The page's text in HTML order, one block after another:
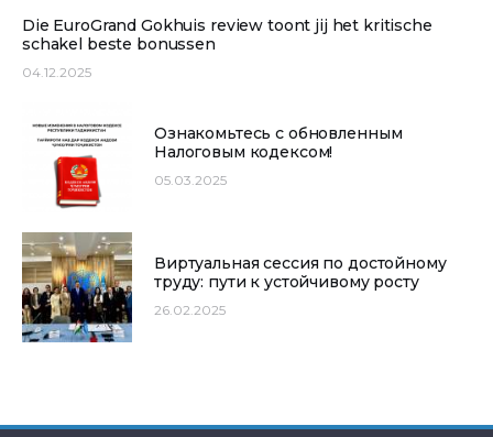
Die EuroGrand Gokhuis review toont jij het kritische
schakel beste bonussen
04.12.2025
Ознакомьтесь с обновленным
Налоговым кодексом!
05.03.2025
Виртуальная сессия по достойному
труду: пути к устойчивому росту
26.02.2025